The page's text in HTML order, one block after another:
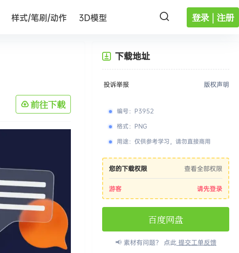
登录 | 注册
样式/笔刷/动作 3D模型
前往下载
下载地址
投诉举报 版权声明
编号： P3952
格式： PNG
用途： 仅供参考学习，请勿直接商用
您的下载权限 查看全部权限
游客 请先登录
百度网盘
📢 素材有问题？ 点此提交工单反馈